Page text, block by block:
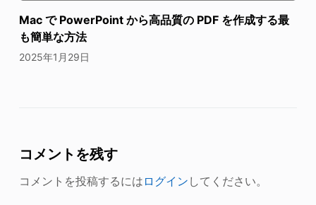
Mac で PowerPoint から高品質の PDF を作成する最
も簡単な方法
2025年1月29日
コメントを残す
コメントを投稿するには ログイン してください。